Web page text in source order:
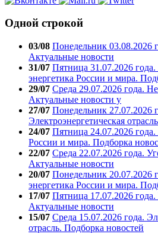
Одной строкой
03/08 Понедельник 03.08.2026
Актуальные новости
31/07 Пятница 31.07.2026 года.
энергетика России и мира.
29/07 Среда 29.07.2026 года.
Актуальные новости у
27/07 Понедельник 27.07.2026
Электроэнергетическая
24/07 Пятница 24.07.2026 года.
России и мира. Подборка
22/07 Среда 22.07.2026 года.
Актуальные новости
20/07 Понедельник 20.07.2026
энергетика России и мира.
17/07 Пятница 17.07.2026 года.
Актуальные новости
15/07 Среда 15.07.2026 года.
отрасль. Подборка новостей